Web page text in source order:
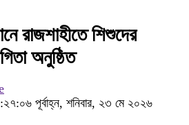
রাজশাহীতে শিশুদের
অনুষ্ঠিত
পূর্বাহ্ন, শনিবার, ২৩ মে ২০২৬